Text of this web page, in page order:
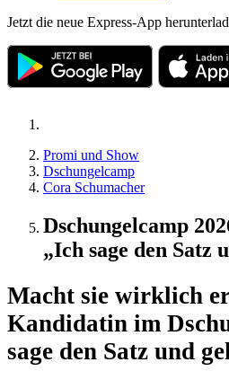
Jetzt die neue Express-App
Promi und Show
Dschungelcamp
Cora Schumacher
Dschungelcamp
„Ich sage den Satz
Macht sie wirklich
Kandidatin im
sage den Satz und